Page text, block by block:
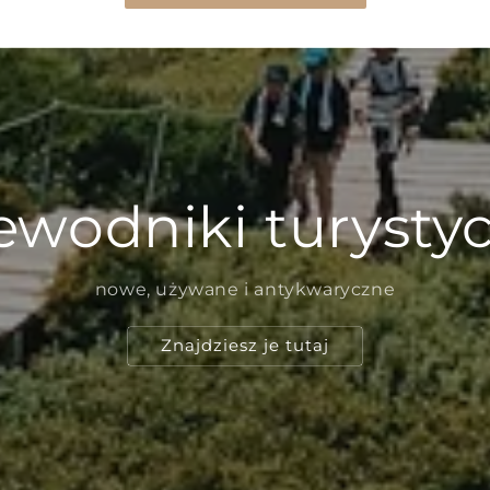
nowe, używane i antykwaryczne
Znajdziesz je tutaj